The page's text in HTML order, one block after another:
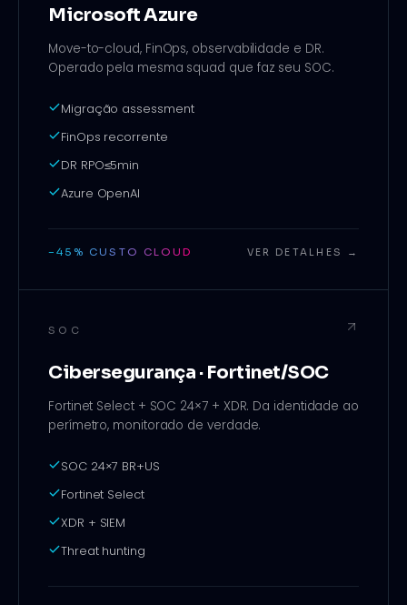
Microsoft Azure
Move-to-cloud, FinOps, observabilidade e DR.
Operado pela mesma squad que faz seu SOC.
Migração assessment
FinOps recorrente
DR RPO≤5min
Azure OpenAI
−45% CUSTO CLOUD VER DETALHES →
SOC
Cibersegurança · Fortinet/SOC
Fortinet Select + SOC 24×7 + XDR. Da identidade ao
perímetro, monitorado de verdade.
SOC 24×7 BR+US
Fortinet Select
XDR + SIEM
Threat hunting